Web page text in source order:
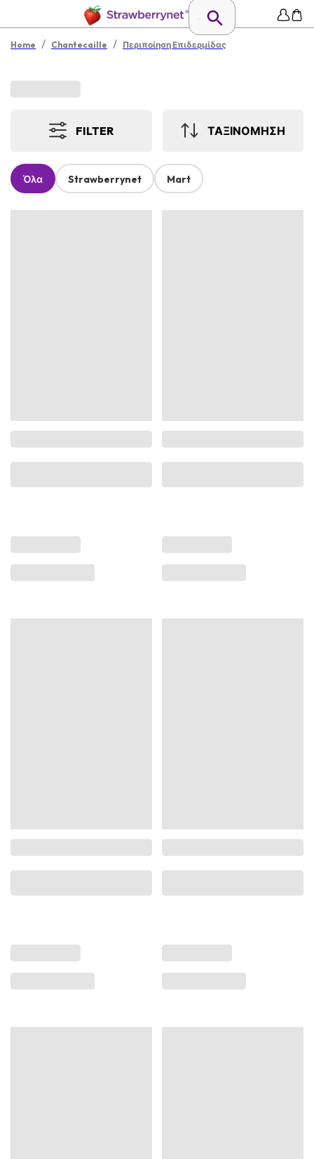
Home / Chantecaille / Περιποίηση Επιδερμίδας
FILTER ΤΑΞΙΝΟΜΗΣΗ
Όλα Strawberrynet Mart